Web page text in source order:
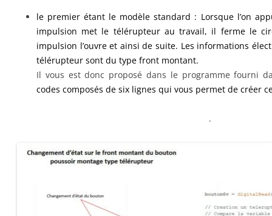
le premier étant le modèle standard : Lorsque l’on
impulsion met le télérupteur au travail, il ferme le
impulsion l’ouvre et ainsi de suite. Les informations
télérupteur sont du type front montant.
Il vous est donc proposé dans le programme fourni
codes composés de six lignes qui vous permet de créer
.